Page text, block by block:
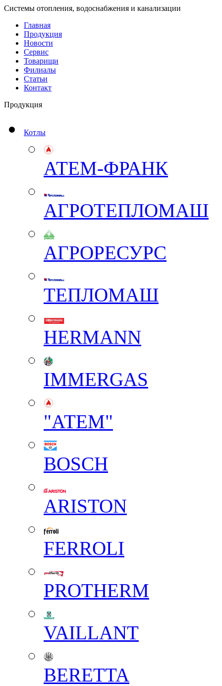
Системы отопления, водоснабжения и канализации
Главная
Продукция
Новости
Сервис
Товарищи
Филиалы
Статьи
Контакт
Продукция
Котлы
АТЕМ-ФРАНК
АГРОТЕПЛОМАШ
АГРОРЕСУРС
ТЕПЛОМАШ
HERMANN
IMMERGAS
"АТЕМ"
BOSCH
ARISTON
FERROLI
PROTHERM
VAILLANT
BERETTA